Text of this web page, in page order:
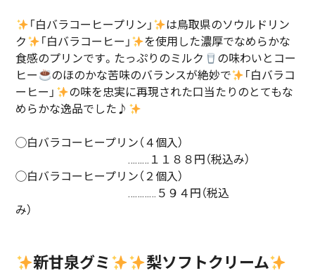
「白バラコーヒープリン」
は鳥取県のソウルドリン
ク
「白バラコーヒー」
を使用した濃厚でなめらかな
食感のプリンです。たっぷりのミルク
の味わいとコー
ヒー
のほのかな苦味のバランスが絶妙で
「白バラコ
ーヒー」
の味を忠実に再現された口当たりのとてもな
めらかな逸品でした♪
◯白バラコーヒープリン（４個入）
………１１８８円（税込み）
◯白バラコーヒープリン（２個入）
…………５９４円（税込
み）
新甘泉グミ
梨ソフトクリーム